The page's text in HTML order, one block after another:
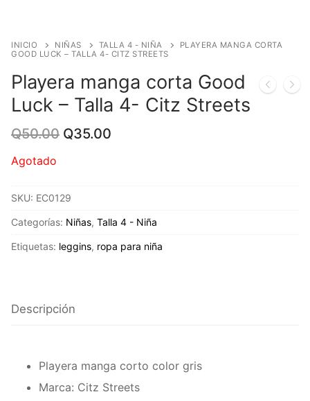
INICIO NIÑAS TALLA 4 - NIÑA
PLAYERA MANGA CORTA
GOOD LUCK – TALLA 4- CITZ STREETS
Playera manga corta Good
Luck – Talla 4- Citz Streets
Q50.00 Original
Q35.00
Agotado
SKU: EC0129
Categorías: Niñas, Talla 4 - Niña
Etiquetas: leggins, ropa para niña
Descripción
Playera manga corto color gris
Marca: Citz Streets